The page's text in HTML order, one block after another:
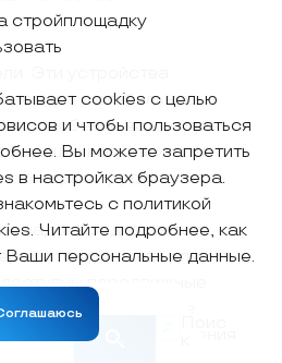
стройплощадку
и стабильную
особенно важно при
большие высоты или на
к которым трудно
предлагаются
в то время как для
передвижные
использование
приготовления
cookies с целью
и чтобы пользоваться
Вы можете запретить
в настройках браузера.
с политикой
Читайте подробнее, как
персональные данные.